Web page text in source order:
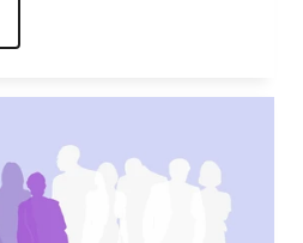
kurz nach
signifikanten